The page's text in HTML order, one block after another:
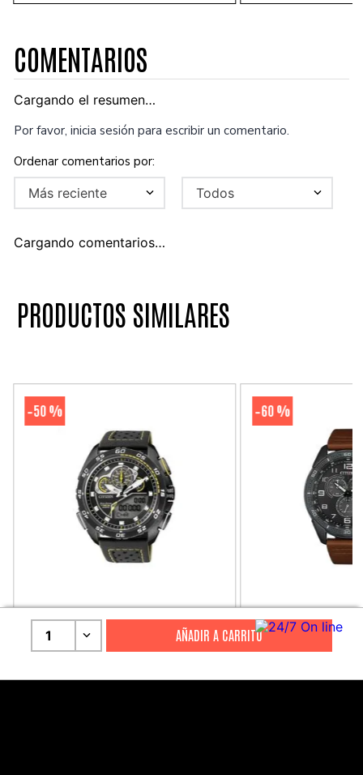
COMENTARIOS
Cargando el resumen…
Por favor, inicia sesión para escribir un comentario.
Más reciente Todos
Cargando comentarios…
PRODUCTOS SIMILARES
-50 %
CITIZEN
Reloj Citizen Para Hombre
-60 %
CITIZEN
Reloj Hombre
1